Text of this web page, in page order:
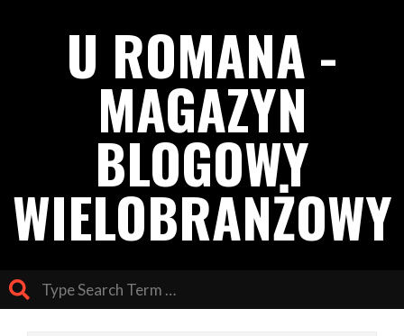
U ROMANA -
MAGAZYN
BLOGOWY
WIELOBRANŻOWY